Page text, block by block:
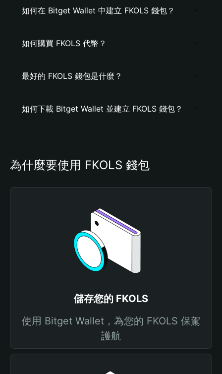
如何在 Bitget Wallet 中建立 FKOLS 錢包？
如何購買 FKOLS 代幣？
最好的 FKOLS 錢包是什麼？
如何下載 Bitget Wallet 並建立 FKOLS 錢包？
為什麼要使用 FKOLS 錢包
儲存您的 FKOLS
使用 Bitget Wallet，為您的 FKOLS 保駕
護航